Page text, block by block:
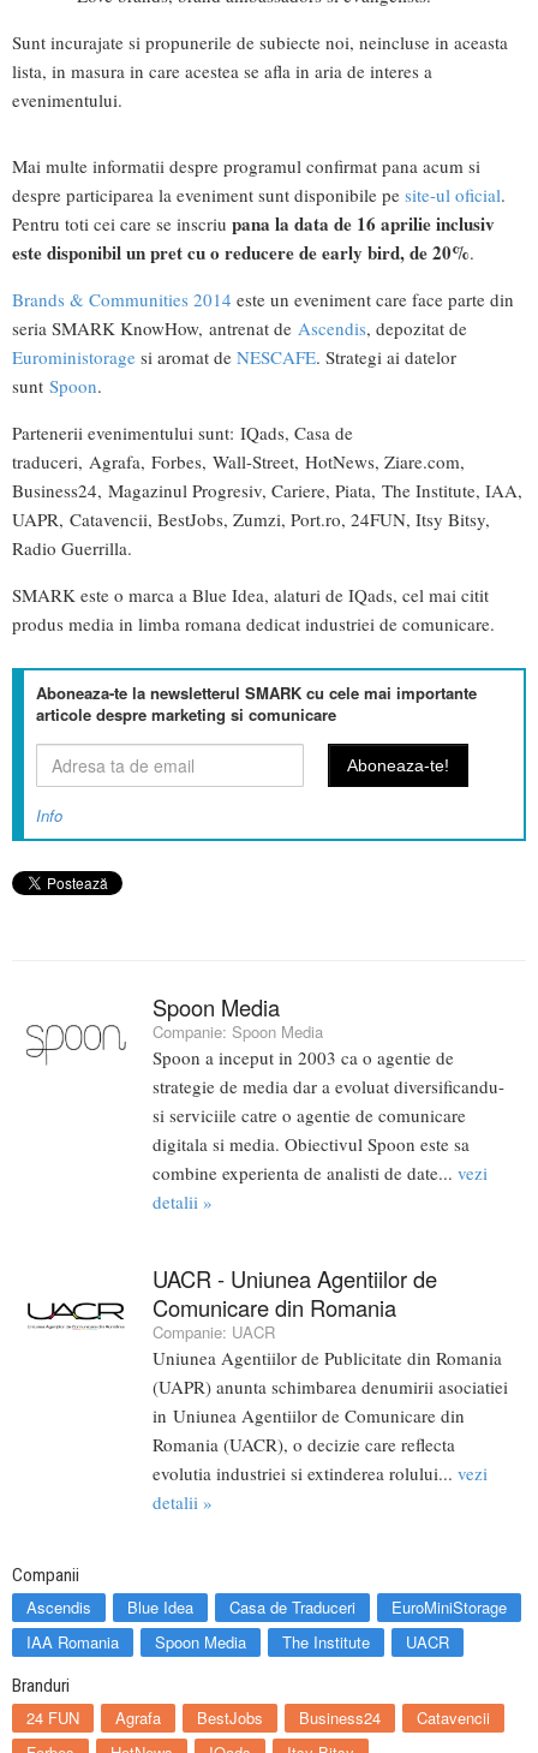
Sunt incurajate si propunerile de subiecte noi, neincluse in aceasta
lista, in masura in care acestea se afla in aria de interes a
evenimentului.
Mai multe informatii despre programul confirmat pana acum si
despre participarea la eveniment sunt disponibile pe site-ul oficial.
Pentru toti cei care se inscriu pana la data de 16 aprilie inclusiv
este disponibil un pret cu o reducere de early bird, de 20%.
Brands & Communities 2014 este un eveniment care face parte din
seria SMARK KnowHow, antrenat de Ascendis, depozitat de
Euroministorage si aromat de NESCAFE. Strategi ai datelor
sunt Spoon.
Partenerii evenimentului sunt: IQads, Casa de
traduceri, Agrafa, Forbes, Wall-Street, HotNews, Ziare.com,
Business24, Magazinul Progresiv, Cariere, Piata, The Institute, IAA,
UAPR, Catavencii, BestJobs, Zumzi, Port.ro, 24FUN, Itsy Bitsy,
Radio Guerrilla.
SMARK este o marca a Blue Idea, alaturi de IQads, cel mai citit
produs media in limba romana dedicat industriei de comunicare.
Aboneaza-te la newsletterul SMARK cu cele mai importante
articole despre marketing si comunicare
Info
Spoon Media
Companie: Spoon Media
Spoon a inceput in 2003 ca o agentie de
strategie de media dar a evoluat diversificandu-
si serviciile catre o agentie de comunicare
digitala si media. Obiectivul Spoon este sa
combine experienta de analisti de date... vezi
detalii »
UACR - Uniunea Agentiilor de
Comunicare din Romania
Companie: UACR
Uniunea Agentiilor de Publicitate din Romania
(UAPR) anunta schimbarea denumirii asociatiei
in Uniunea Agentiilor de Comunicare din
Romania (UACR), o decizie care reflecta
evolutia industriei si extinderea rolului... vezi
detalii »
Companii
Ascendis Blue Idea Casa de Traduceri
EuroMiniStorage
IAA Romania
Spoon Media The Institute UACR
Branduri
24 FUN Agrafa BestJobs Business24
Catavencii